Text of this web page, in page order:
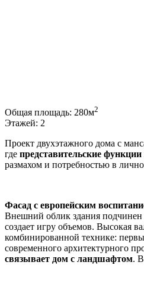
Общая площадь: 280м2
Этажей: 2
Проект двухэтажного дома с
где представительские
размахом и потребностью в
Фасад с европейским
Внешний облик здания подчинен
создает игру объемов. Высокая
комбинированной технике:
современного архитектурного
связывает дом с ландшафтом.